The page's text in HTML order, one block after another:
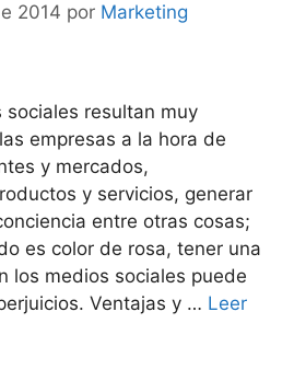
2014 por Marketing
sociales resultan muy
empresas a la hora de
y mercados,
y servicios, generar
entre otras cosas;
es color de rosa, tener una
los medios sociales puede
Ventajas y … Leer